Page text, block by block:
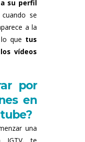
su perfil
se
a la
que tus
vídeos
por
en
una
IGTV, te